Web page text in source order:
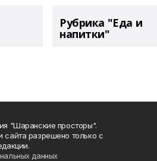
Рубрика "Еда и
напитки"
"Шаранские просторы".
сайта разрешено только с
данных